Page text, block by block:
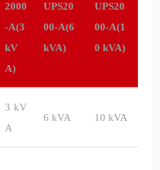
2000
-A(3
kV
A)
UPS20
00-A(6
kVA)
UPS20
00-A(1
0 kVA)
3 kV
A
6 kVA 10 kVA